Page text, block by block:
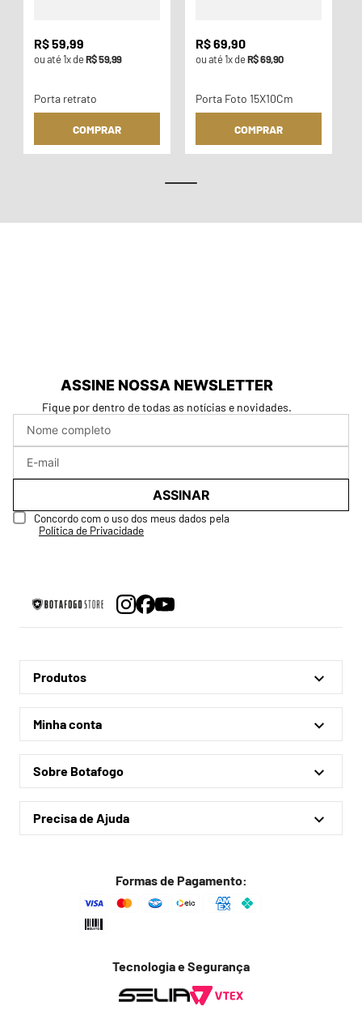
R$59,99
ou até1x deR$59,99
Porta retrato
COMPRAR
R$69,90
ou até1x deR$69,90
Porta Foto 15X10Cm
COMPRAR
ASSINE NOSSA NEWSLETTER
Fique por dentro de todas as notícias e novidades.
ASSINAR
Concordo com o uso dos meus dados pela
Política de Privacidade
Produtos
Linha Oficial
Treino e Viagem
Coleções
Minha conta
Minha conta
Meus pedidos
Sobre Botafogo
Quem somos
Lojas físicas
Precisa de Ajuda
Trocas e devoluções
Formas de Pagamento:
Tecnologia e Segurança